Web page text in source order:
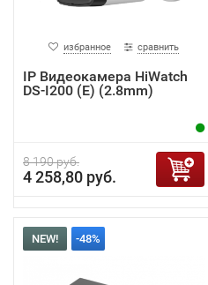
избранное сравнить
IP Видеокамера HiWatch
DS-I200 (E) (2.8mm)
8 190 руб.
4 258,80 руб.
NEW! -48%